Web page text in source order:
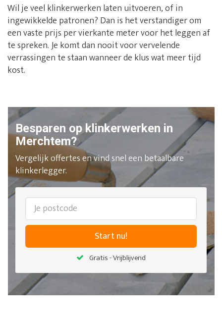
Wil je veel klinkerwerken laten uitvoeren, of in
ingewikkelde patronen? Dan is het verstandiger om
een vaste prijs per vierkante meter voor het leggen af
te spreken. Je komt dan nooit voor vervelende
verrassingen te staan wanneer de klus wat meer tijd
kost.
Besparen op klinkerwerken in
Merchtem?
Vergelijk offertes en vind snel een betaalbare
klinkerlegger.
Start nu!
Gratis - Vrijblijvend